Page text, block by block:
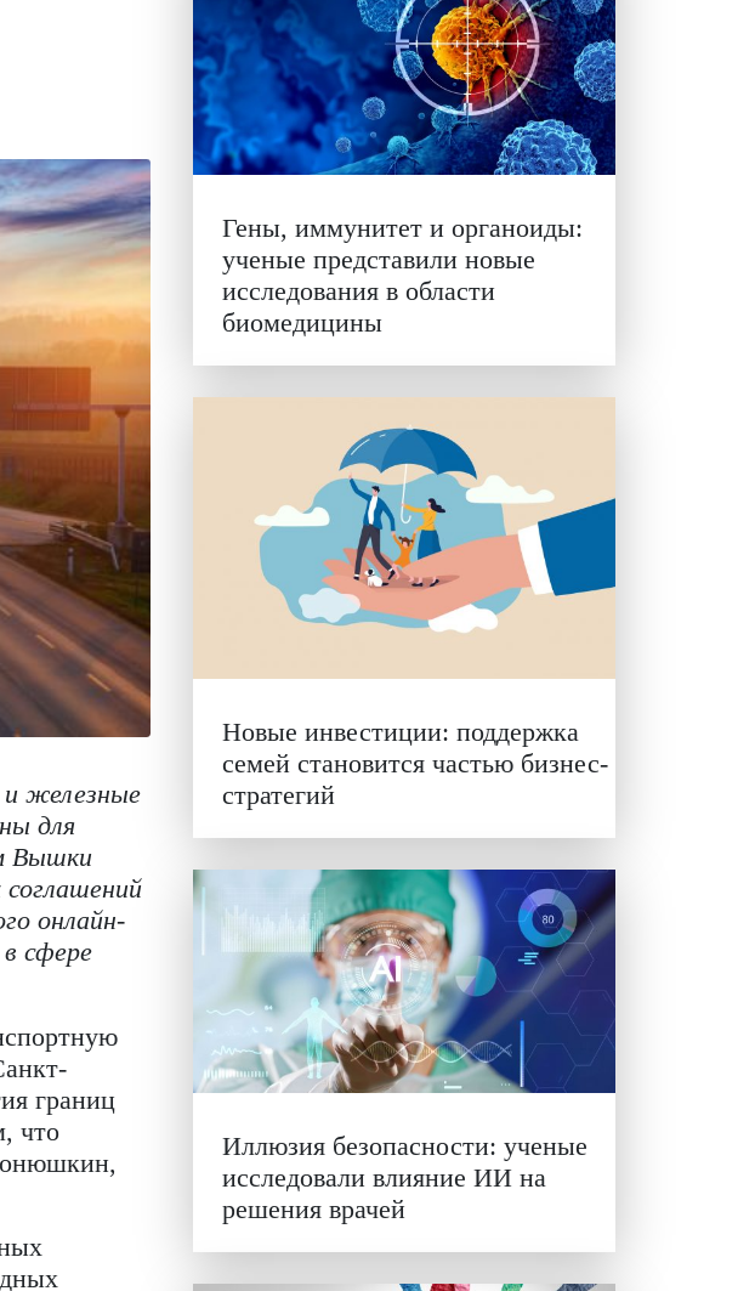
и железные
для
Вышки
соглашений
открытого онлайн-
в сфере
ученые представили новые
исследования в области
биомедицины
Новые инвестиции:
семей становится частью
стратегий